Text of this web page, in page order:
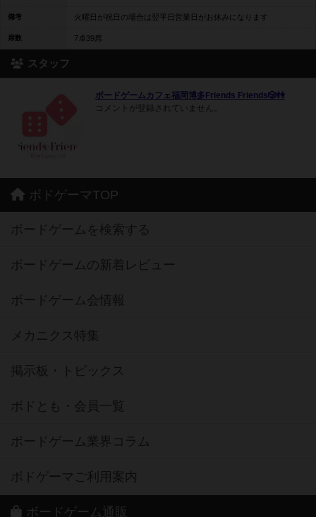
備考 火曜日が祝日の場合は翌平日営業日がお休みになります
席数 7卓39席
スタッフ
ボードゲームカフェ福岡博多Friends Friends🎲👫
コメントが登録されていません。
ボドゲーマTOP
ボードゲームを検索する
ボードゲームの新着レビュー
ボードゲーム会情報
メカニクス特集
掲示板・トピックス
ボドとも・会員一覧
ボードゲーム業界コラム
ボドゲーマご利用案内
ボードゲーム通販